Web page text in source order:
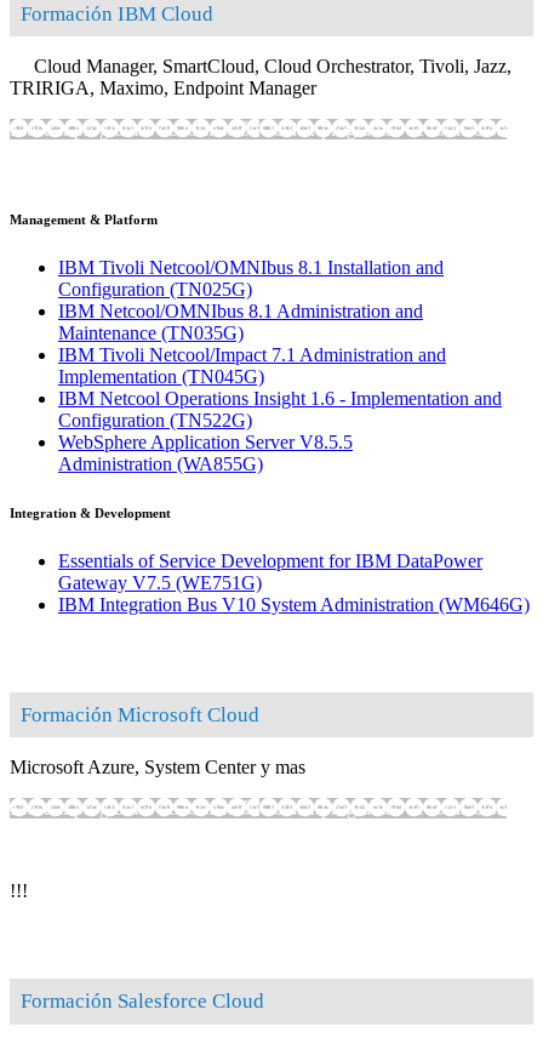
Formación IBM Cloud
Cloud Manager, SmartCloud, Cloud Orchestrator, Tivoli, Jazz,
TRIRIGA, Maximo, Endpoint Manager
Mostrar programas de formaciónOcultar programas de formación
Management & Platform
IBM Tivoli Netcool/OMNIbus 8.1 Installation and
Configuration (TN025G)
IBM Netcool/OMNIbus 8.1 Administration and
Maintenance (TN035G)
IBM Tivoli Netcool/Impact 7.1 Administration and
Implementation (TN045G)
IBM Netcool Operations Insight 1.6 - Implementation and
Configuration (TN522G)
WebSphere Application Server V8.5.5
Administration (WA855G)
Integration & Development
Essentials of Service Development for IBM DataPower
Gateway V7.5 (WE751G)
IBM Integration Bus V10 System Administration (WM646G)
Formación Microsoft Cloud
Microsoft Azure, System Center y mas
Mostrar programas de formaciónOcultar programas de formación
!!!
Formación Salesforce Cloud